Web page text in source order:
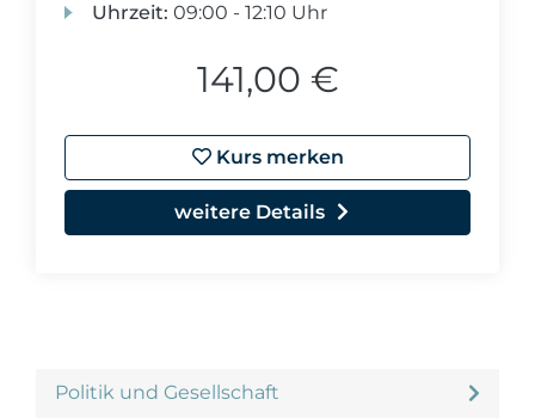
Politik und Gesellschaft
Uhrzeit: 09:00 - 12:10 Uhr
141,00 €
Kurs merken
weitere Details